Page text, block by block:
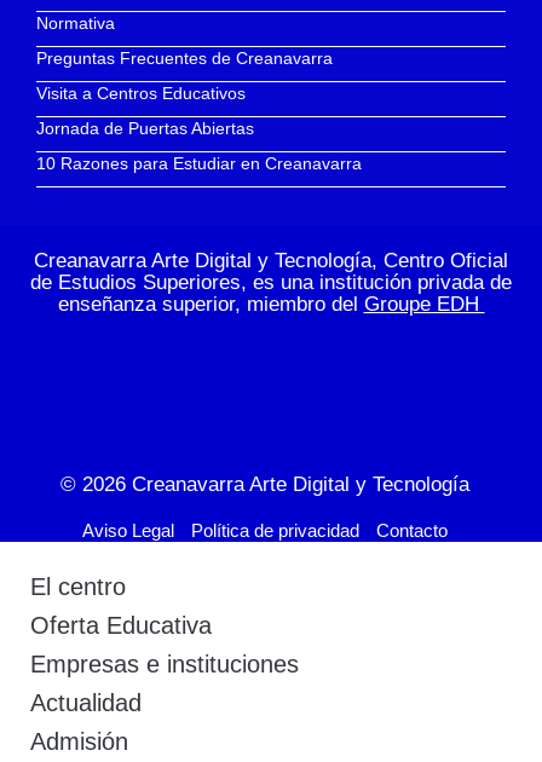
Normativa
Preguntas Frecuentes de Creanavarra
Visita a Centros Educativos
Jornada de Puertas Abiertas
10 Razones para Estudiar en Creanavarra
Creanavarra Arte Digital y Tecnología, Centro Oficial
de Estudios Superiores, es una institución privada de
enseñanza superior, miembro del Groupe EDH
© 2026 Creanavarra Arte Digital y Tecnología
Aviso Legal Política de privacidad Contacto
El centro
Oferta Educativa
Empresas e instituciones
Actualidad
Admisión